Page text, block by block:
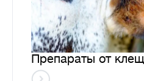
Препараты от